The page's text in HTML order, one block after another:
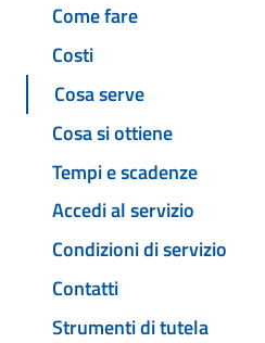
Come fare
Costi
Cosa serve
Cosa si ottiene
Tempi e scadenze
Accedi al servizio
Condizioni di servizio
Contatti
Strumenti di tutela